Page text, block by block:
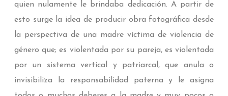
quien nulamente le brindaba dedicación. A partir de
esto surge la idea de producir obra fotográfica desde
la perspectiva de una madre víctima de violencia de
género que; es violentada por su pareja, es violentada
por un sistema vertical y patriarcal, que anula o
invisibiliza la responsabilidad paterna y le asigna